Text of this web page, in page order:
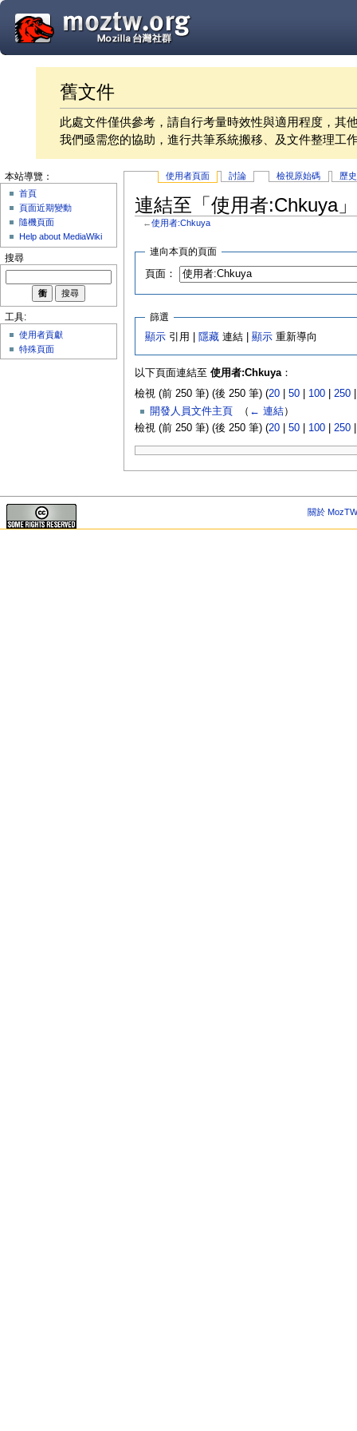
舊文件
此處文件僅供參考，請自行考量時效性與適用程度，其
我們亟需您的協助，進行共筆系統搬移、及文件整理工
使用者頁面 討論 檢視原始碼 歷
連結至「使用者:Chkuya
←使用者:Chkuya
連向本頁的頁面
頁面：
篩選
顯示 引用 | 隱藏 連結 |顯示 重新導向
以下頁面連結至 使用者:Chkuya：
檢視 (前 250 筆) (後 250 筆) (20| 50| 100| 250
開發人員文件主頁
（ ← 連結）
檢視 (前 250 筆) (後 250 筆) (20| 50| 100| 250
本站導覽：
首頁
頁面近期變動
隨機頁面
Help about MediaWiki
搜尋
工具:
使用者貢獻
特殊頁面
關於